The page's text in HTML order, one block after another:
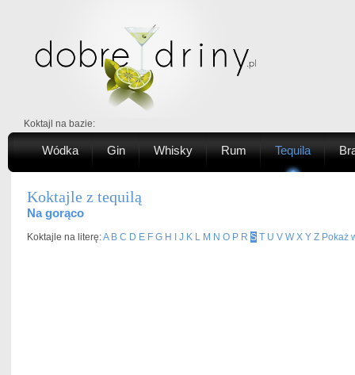
Koktajl na bazie:
Wódka Gin Whisky Rum Tequila
Koktajle z tequilą
Na gorąco
Koktajle na literę:A B C D E F G H J K L M N O P R S T U V W X Y Z Pokaż